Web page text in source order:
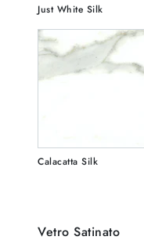
Just White Silk
Calacatta Silk
Vetro Satinato